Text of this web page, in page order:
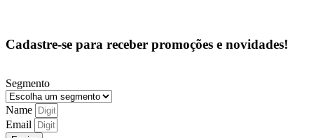
Cadastre-se para receber promoções e novidades!
Segmento
Name
Email